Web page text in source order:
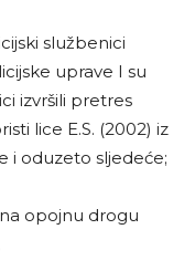
službenici
uprave I su
izvršili pretres
lice E.S. (2002) iz
i oduzeto sljedeće;
opojnu drogu